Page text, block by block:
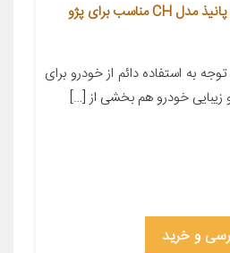
کفپوش سه بعدی خودرو پانیذ مدل CH مناسب برای پژو
به استفاده دائم از خودرو برای
زیبایی خودرو هم بخشی از […]
و خرید